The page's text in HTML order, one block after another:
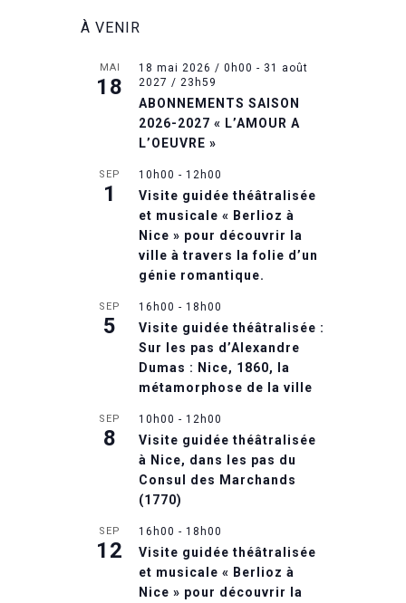
À VENIR
MAI
18
18 mai 2026 / 0h00 - 31 août
2027 / 23h59
ABONNEMENTS SAISON
2026-2027 « L’AMOUR A
L’OEUVRE »
SEP
1
10h00 - 12h00
Visite guidée théâtralisée
et musicale « Berlioz à
Nice » pour découvrir la
ville à travers la folie d’un
génie romantique.
SEP
5
16h00 - 18h00
Visite guidée théâtralisée :
Sur les pas d’Alexandre
Dumas : Nice, 1860, la
métamorphose de la ville
SEP
8
10h00 - 12h00
Visite guidée théâtralisée
à Nice, dans les pas du
Consul des Marchands
(1770)
SEP
12
16h00 - 18h00
Visite guidée théâtralisée
et musicale « Berlioz à
Nice » pour découvrir la